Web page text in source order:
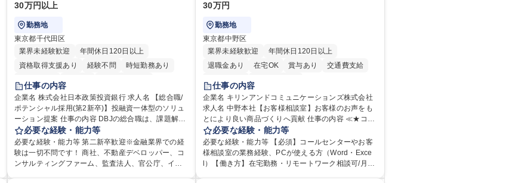
30万円以上
勤務地
東京都千代田区
業界未経験歓迎
年間休日120日以上
資格取得支援あり
経験不問
時短勤務あり
退職金あり
交通費支給
駅近5分以内
土日祝休み
第二新卒歓迎
寮・社宅あり
食事補助あり
託児所あり
仕事の内容
企業名 株式会社日本政策投資銀行 求人名 【総合職/
ポテンシャル採用(第2新卒)】投融資一体型のソリュ
ーション提案 仕事の内容 DBJの総合職は、課題解決
型のファイナンス業務、投融資審査業務、M＆Aなど
アドバイザリー業務、地域戦略企画業務など、多様
な業務に精通し、複数の専門性を掛け合わせて広く
社会に貢献していく職種です。 入社後は、横断的な
必要な経験・能力等
必要な経験・能力等 第二新卒歓迎※金融業界での経
験は一切不問です！ 商社、不動産デベロッパー、コ
ンサルティングファーム、監査法人、官公庁、イン
30万円
勤務地
東京都中野区
業界未経験歓迎
年間休日120日以上
退職金あり
在宅OK 賞与あり
交通費支給
土日祝休み
仕事の内容
企業名 キリンアンドコミュニケーションズ株式会社
求人名 中野本社【お客様相談室】お客様のお声をも
とにより良い商品づくりへ貢献 仕事の内容 ≪★コミ
ュニケーションを通してキリンのファンを増やしま
せんか？★≫ お客様のお声をより良い商品づくりに
活かしていく上で、窓口となるお客様相談室でのお
仕事です。 日々お客様からいただくキリングループ
必要な経験・能力等
必要な経験・能力等 【必須】コールセンターやお客
様相談室の業務経験、PCが使える方（Word・Exce
l）【働き方】在宅勤務・リモートワーク相談可/月平